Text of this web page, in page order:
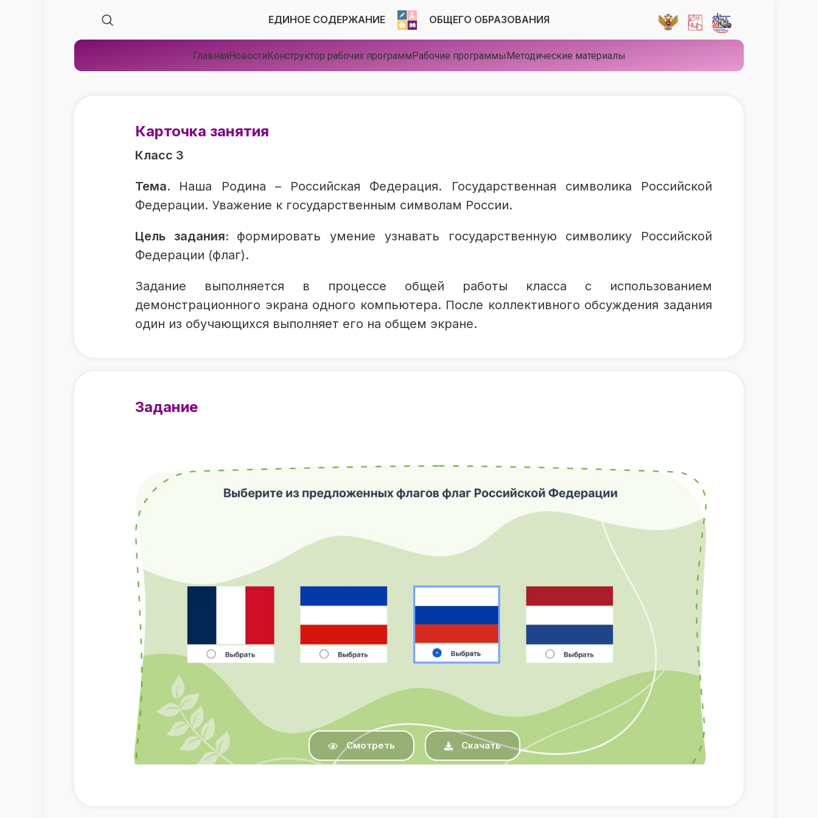
ЕДИНОЕ СОДЕРЖАНИЕ ОБЩЕГО ОБРАЗОВАНИЯ
ГлавнаяНовостиКонструктор рабочих программРабочие программыМетодические материалы
Карточка занятия
Класс 3
Тема. Наша Родина – Российская Федерация. Государственная символика Российской
Федерации. Уважение к государственным символам России.
Цель задания: формировать умение узнавать государственную символику Российской
Федерации (флаг).
Задание выполняется в процессе общей работы класса с использованием
демонстрационного экрана одного компьютера. После коллективного обсуждения задания
один из обучающихся выполняет его на общем экране.
Задание
Скачать
Смотреть